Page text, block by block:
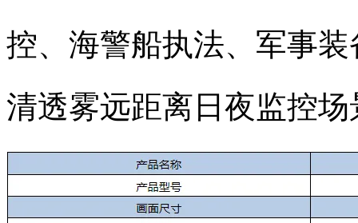
控、海警船执法、军事
清透雾远距离日夜监控场